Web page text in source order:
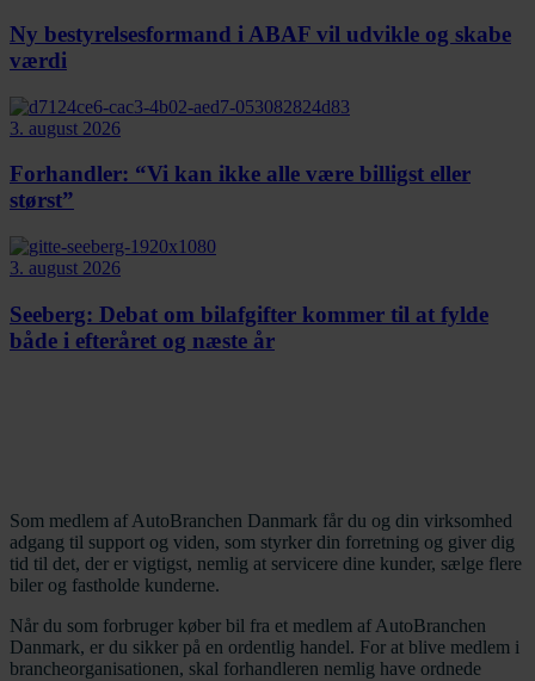
Ny bestyrelsesformand i ABAF vil udvikle og skabe
værdi
3. august 2026
Forhandler: “Vi kan ikke alle være billigst eller
størst”
3. august 2026
Seeberg: Debat om bilafgifter kommer til at fylde
både i efteråret og næste år
Som medlem af AutoBranchen Danmark får du og din virksomhed
adgang til support og viden, som styrker din forretning og giver dig
tid til det, der er vigtigst, nemlig at servicere dine kunder, sælge flere
biler og fastholde kunderne.
Når du som forbruger køber bil fra et medlem af AutoBranchen
Danmark, er du sikker på en ordentlig handel. For at blive medlem i
brancheorganisationen, skal forhandleren nemlig have ordnede